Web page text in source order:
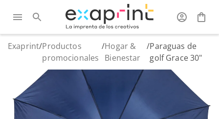
Exaprint/Productos
promocionales
/Hogar &
Bienestar
/Paraguas de
golf Grace 30"